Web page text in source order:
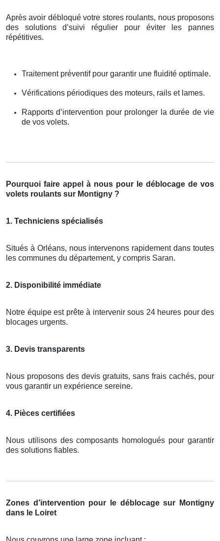
Après avoir débloqué votre stores roulants, nous proposons
des solutions d’suivi régulier pour éviter les pannes
répétitives.
Traitement préventif pour garantir une fluidité optimale.
Vérifications périodiques des moteurs, rails et lames.
Rapports d’intervention pour prolonger la durée de vie
de vos volets.
Pourquoi faire appel à nous pour le déblocage de vos
volets roulants sur Montigny ?
1. Techniciens spécialisés
Situés à Orléans, nous intervenons rapidement dans toutes
les communes du département, y compris Saran.
2. Disponibilité immédiate
Notre équipe est prête à intervenir sous 24 heures pour des
blocages urgents.
3. Devis transparents
Nous proposons des devis gratuits, sans frais cachés, pour
vous garantir un expérience sereine.
4. Pièces certifiées
Nous utilisons des composants homologués pour garantir
des solutions fiables.
Zones d’intervention pour le déblocage sur Montigny
dans le Loiret